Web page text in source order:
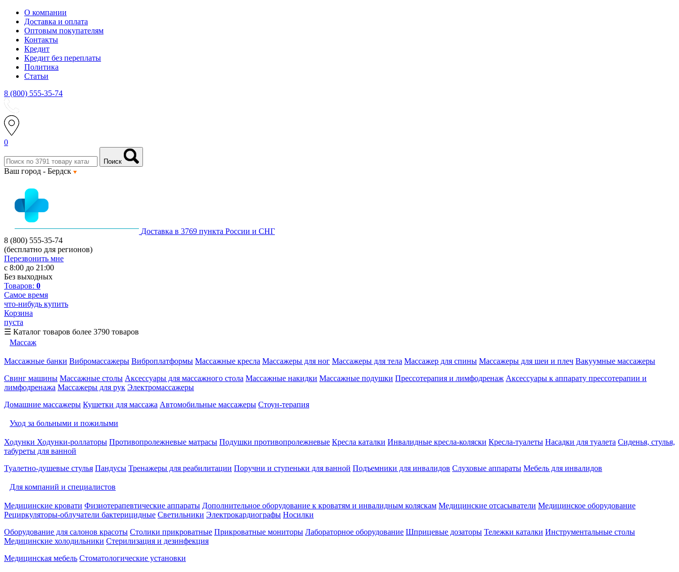
О компании
Доставка и оплата
Оптовым покупателям
Контакты
Кредит
Кредит без переплаты
Политика
Статьи
8 (800) 555-35-74
0
Поиск
Ваш город - Бердск
Доставка в 3769 пункта России и СНГ
8 (800) 555-35-74
(бесплатно для регионов)
Перезвонить мне
с 8:00 до 21:00
Без выходных
Товаров: 0
Самое время
что-нибудь купить
Корзина
пуста
☰ Каталог товаров более 3790 товаров
Массаж
Массажные банки Вибромассажеры Виброплатформы Массажные кресла Массажеры для ног Массажеры для тела Массажер для спины Массажеры для шеи и плеч Вакуумные массажеры
Свинг машины Массажные столы Аксессуары для массажного стола Массажные накидки Массажные подушки Прессотерапия и лимфодренаж Аксессуары к аппарату прессотерапии и
лимфодренажа Массажеры для рук Электромассажеры
Домашние массажеры Кушетки для массажа Автомобильные массажеры Стоун-терапия
Уход за больными и пожилыми
Ходунки Ходунки-роллаторы Противопролежневые матрасы Подушки противопролежневые Кресла каталки Инвалидные кресла-коляски Кресла-туалеты Насадки для туалета Сиденья, стулья,
табуреты для ванной
Туалетно-душевые стулья Пандусы Тренажеры для реабилитации Поручни и ступеньки для ванной Подъемники для инвалидов Слуховые аппараты Мебель для инвалидов
Для компаний и специалистов
Медицинские кровати Физиотерапевтические аппараты Дополнительное оборудование к кроватям и инвалидным коляскам Медицинские отсасыватели Медицинское оборудование
Рециркуляторы-облучатели бактерицидные Светильники Электрокардиографы Носилки
Оборудование для салонов красоты Столики прикроватные Прикроватные мониторы Лабораторное оборудование Шприцевые дозаторы Тележки каталки Инструментальные столы
Медицинские холодильники Стерилизация и дезинфекция
Медицинская мебель Стоматологические установки